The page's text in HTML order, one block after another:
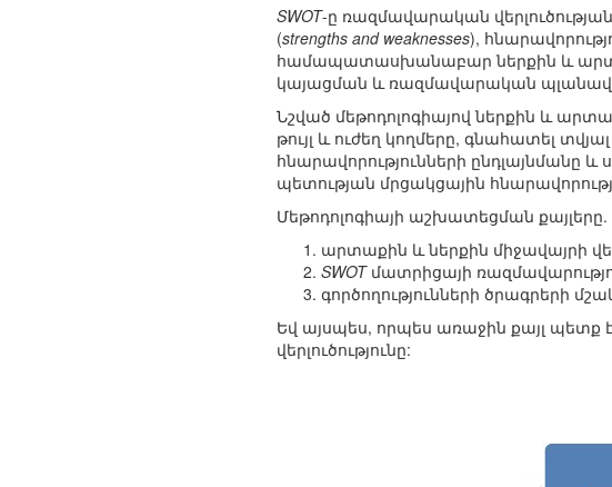
SWOT-ը ռազմավարական վերլուծության
(strengths and weaknesses),
համապատասխանաբար ներքին և
կայացման և ռազմավարական
Նշված մեթոդոլոգիայով ներքին և
թույլ և ուժեղ կողմերը, գնահատել
հնարավորությունների ընդլայնմանը
պետության մրցակցային
Մեթոդոլոգիայի աշխատեցման քայլերը.
արտաքին և ներքին միջավայրի
SWOTմատրիցայի
գործողությունների ծրագրերի
Եվ այսպես, որպես առաջին քայլ
վերլուծությունը: